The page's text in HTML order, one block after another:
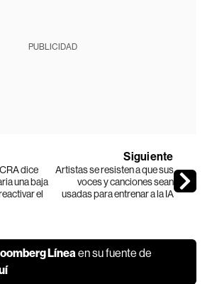
PUBLICIDAD
dice
una baja
el
Siguiente
Artistas se resisten a que sus
voces y canciones sean
usadas para entrenar a la IA
Líneaen su fuente de